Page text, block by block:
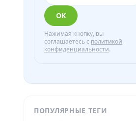
OK
Нажимая кнопку, вы
соглашаетесь с политикой
конфиденциальности.
ПОПУЛЯРНЫЕ ТЕГИ